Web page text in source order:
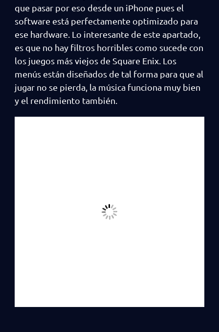
que pasar por eso desde un iPhone pues el
software está perfectamente optimizado para
ese hardware. Lo interesante de este apartado,
es que no hay filtros horribles como sucede con
los juegos más viejos de Square Enix. Los
menús están diseñados de tal forma para que al
jugar no se pierda, la música funciona muy bien
y el rendimiento también.